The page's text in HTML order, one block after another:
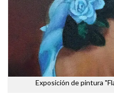
Exposición de pintura